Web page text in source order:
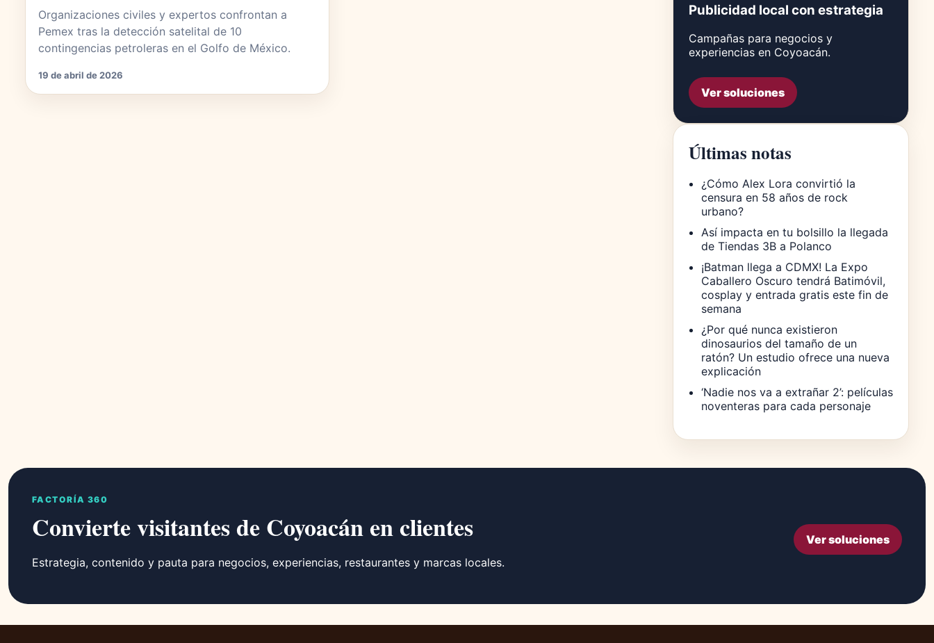
Organizaciones civiles y expertos confrontan a
Pemex tras la detección satelital de 10
contingencias petroleras en el Golfo de México.
19 de abril de 2026
Publicidad local con estrategia
Campañas para negocios y
experiencias en Coyoacán.
Ver soluciones
Últimas notas
¿Cómo Alex Lora convirtió la
censura en 58 años de rock
urbano?
Así impacta en tu bolsillo la llegada
de Tiendas 3B a Polanco
¡Batman llega a CDMX! La Expo
Caballero Oscuro tendrá Batimóvil,
cosplay y entrada gratis este fin de
semana
¿Por qué nunca existieron
dinosaurios del tamaño de un
ratón? Un estudio ofrece una nueva
explicación
‘Nadie nos va a extrañar 2’: películas
noventeras para cada personaje
FACTORÍA 360
Convierte visitantes de Coyoacán en clientes
Estrategia, contenido y pauta para negocios, experiencias, restaurantes y marcas locales.
Ver soluciones